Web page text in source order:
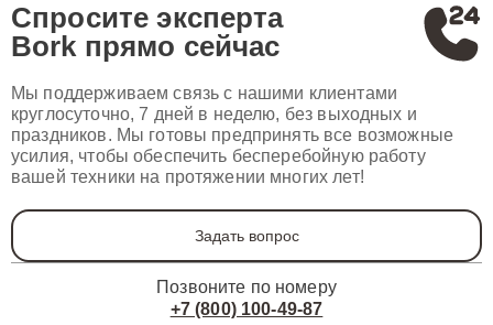
Спросите эксперта
Bork прямо сейчас
Мы поддерживаем связь с нашими клиентами
круглосуточно, 7 дней в неделю, без выходных и
праздников. Мы готовы предпринять все возможные
усилия, чтобы обеспечить бесперебойную работу
вашей техники на протяжении многих лет!
Задать вопрос
Позвоните по номеру
+7 (800) 100-49-87